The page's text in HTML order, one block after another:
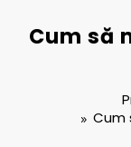
Cum să
Cum